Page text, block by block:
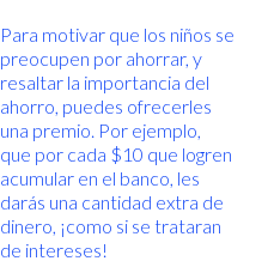
Para motivar que los niños se
preocupen por ahorrar, y
resaltar la importancia del
ahorro, puedes ofrecerles
una premio. Por ejemplo,
que por cada $10 que logren
acumular en el banco, les
darás una cantidad extra de
dinero, ¡como si se trataran
de intereses!